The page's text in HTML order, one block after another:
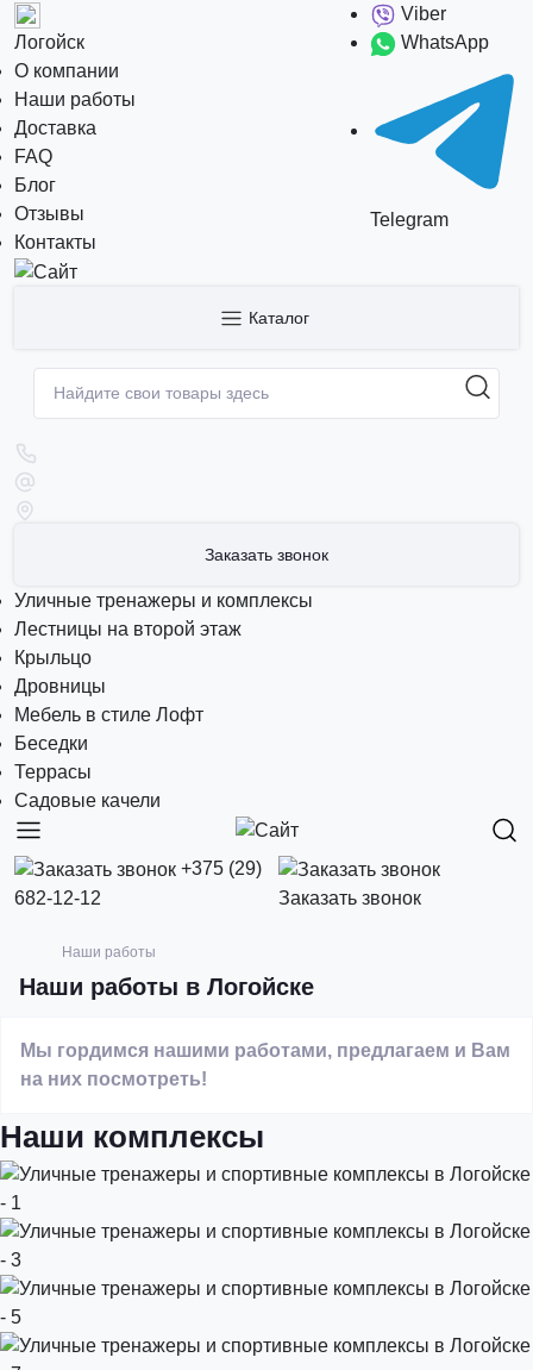
Логойск
О компании
Наши работы
Доставка
FAQ
Блог
Отзывы
Контакты
Viber
WhatsApp
Telegram
Каталог
Заказать звонок
Уличные тренажеры и комплексы
Лестницы на второй этаж
Крыльцо
Дровницы
Мебель в стиле Лофт
Беседки
Террасы
Садовые качели
+375 (29)
682-12-12
Заказать звонок
Наши работы
Наши работы в Логойске
Мы гордимся нашими работами, предлагаем и Вам
на них посмотреть!
Наши комплексы